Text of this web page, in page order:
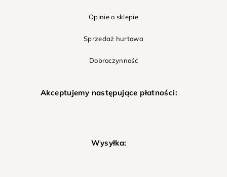
Opinie o sklepie
Sprzedaż hurtowa
Dobroczynność
Akceptujemy następujące płatności:
Wysyłka: